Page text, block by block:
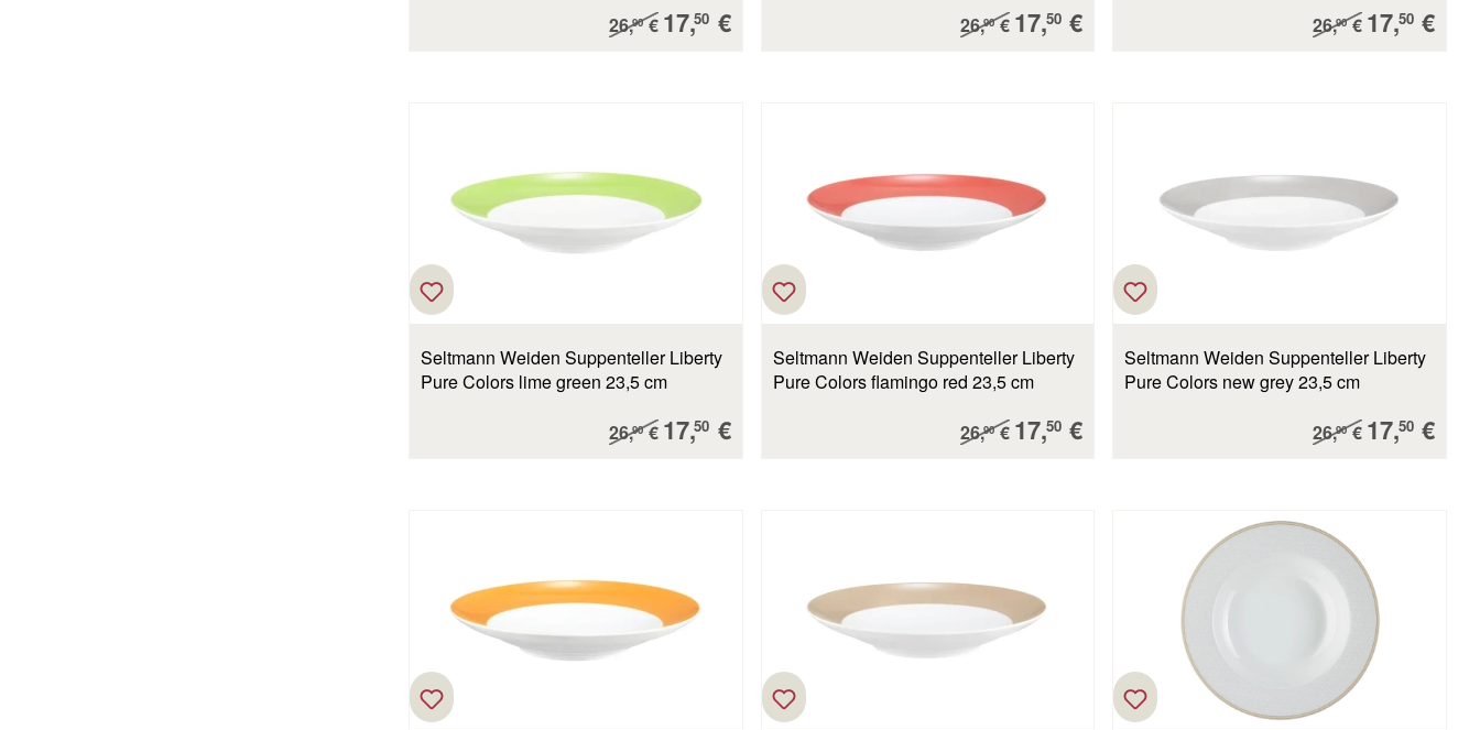
Regulärer Preis:
26,90€ Verkaufspreis:
17,50 €
Regulärer Preis:
26,90€ Verkaufspreis:
17,50 €
Regulärer Preis:
26,90€ 17,50 €
Seltmann Weiden Suppenteller Liberty
Pure Colors lime green 23,5 cm
Regulärer Preis:
26,90€ Verkaufspreis:
17,50 €
Seltmann Weiden Suppenteller Liberty
Pure Colors flamingo red 23,5 cm
Regulärer Preis:
26,90€ Verkaufspreis:
17,50 €
Seltmann Weiden Suppenteller Liberty
Pure Colors new grey 23,5 cm
Regulärer Preis:
26,90€ 17,50 €